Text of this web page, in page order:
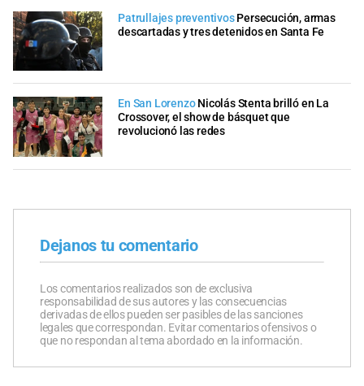
Patrullajes preventivos Persecución, armas
descartadas y tres detenidos en Santa Fe
En San Lorenzo Nicolás Stenta brilló en La
Crossover, el show de básquet que
revolucionó las redes
Dejanos tu comentario
Los comentarios realizados son de exclusiva
responsabilidad de sus autores y las consecuencias
derivadas de ellos pueden ser pasibles de las sanciones
legales que correspondan. Evitar comentarios ofensivos o
que no respondan al tema abordado en la información.